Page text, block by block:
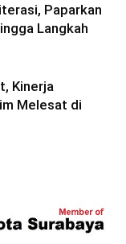
Paparkan
Langkah
Kinerja
Melesat di